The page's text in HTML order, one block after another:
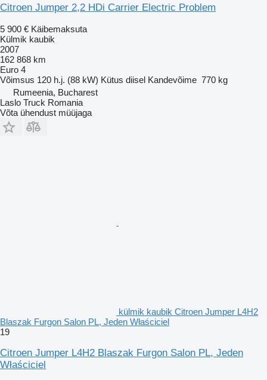
Citroen Jumper 2,2 HDi Carrier Electric Problem
5 900 € Käibemaksuta
Külmik kaubik
2007
162 868 km
Euro 4
Võimsus 120 h.j. (88 kW) Kütus diisel Kandevõime 770 kg
Rumeenia, Bucharest
Laslo Truck Romania
Võta ühendust müüjaga
külmik kaubik Citroen Jumper L4H2
Blaszak Furgon Salon PL, Jeden Właściciel
19
Citroen Jumper L4H2 Blaszak Furgon Salon PL, Jeden
Właściciel